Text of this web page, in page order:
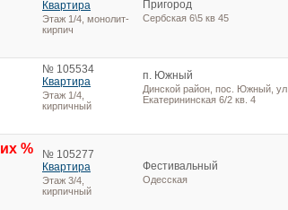
Квартира
Этаж 1/4, монолит-
кирпич
Пригород
Сербская 6\5 кв 45
№ 105534
Квартира
Этаж 1/4,
кирпичный
п. Южный
Динской район, пос. Южный, ул.
Екатерининская 6/2 кв. 4
%
№ 105277
Квартира
Этаж 3/4,
кирпичный
Фестивальный
Одесская